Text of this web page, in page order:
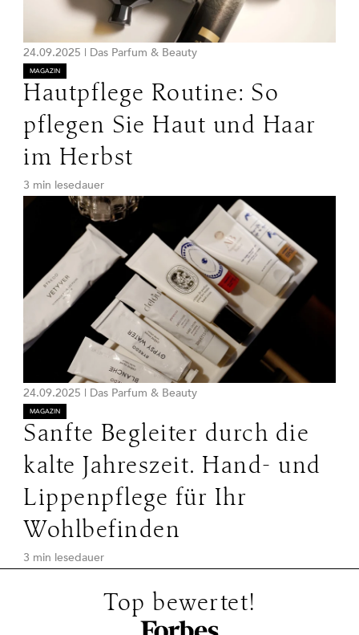
24.09.2025 | Das Parfum & Beauty
MAGAZIN
Hautpflege Routine: So
pflegen Sie Haut und Haar
im Herbst
3 min lesedauer
24.09.2025 | Das Parfum & Beauty
MAGAZIN
Sanfte Begleiter durch die
kalte Jahreszeit. Hand- und
Lippenpflege für Ihr
Wohlbefinden
3 min lesedauer
Top bewertet!